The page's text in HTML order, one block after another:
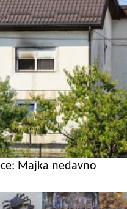
Majka nedavno